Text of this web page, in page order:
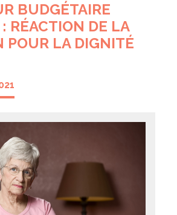
BUDGÉTAIRE
RÉACTION DE LA
POUR LA DIGNITÉ